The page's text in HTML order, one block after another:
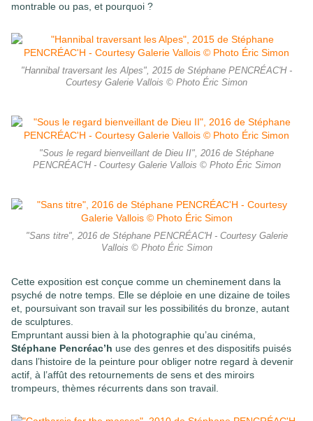
montrable ou pas, et pourquoi ?
"Hannibal traversant les Alpes", 2015 de Stéphane PENCRÉAC'H -
Courtesy Galerie Vallois © Photo Éric Simon
"Sous le regard bienveillant de Dieu II", 2016 de Stéphane
PENCRÉAC'H - Courtesy Galerie Vallois © Photo Éric Simon
"Sans titre", 2016 de Stéphane PENCRÉAC'H - Courtesy Galerie
Vallois © Photo Éric Simon
Cette exposition est conçue comme un cheminement dans la
psyché de notre temps. Elle se déploie en une dizaine de toiles
et, poursuivant son travail sur les possibilités du bronze, autant
de sculptures.
Empruntant aussi bien à la photographie qu’au cinéma,
Stéphane Pencréac’h use des genres et des dispositifs puisés
dans l’histoire de la peinture pour obliger notre regard à devenir
actif, à l’affût des retournements de sens et des miroirs
trompeurs, thèmes récurrents dans son travail.